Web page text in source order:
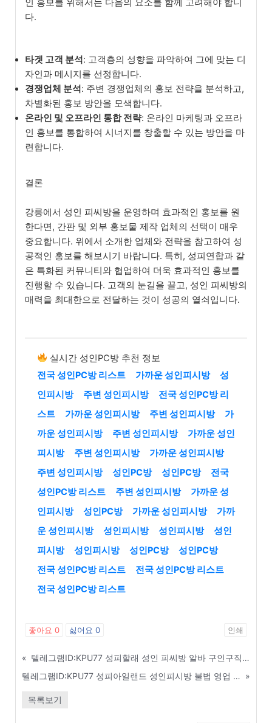
인 홍보를 위해서는 다음의 요소를 함께 고려해야 합니
다.
타겟 고객 분석: 고객층의 성향을 파악하여 그에 맞는 디
자인과 메시지를 선정합니다.
경쟁업체 분석: 주변 경쟁업체의 홍보 전략을 분석하고,
차별화된 홍보 방안을 모색합니다.
온라인 및 오프라인 통합 전략: 온라인 마케팅과 오프라
인 홍보를 통합하여 시너지를 창출할 수 있는 방안을 마
련합니다.
결론
강릉에서 성인 피씨방을 운영하며 효과적인 홍보를 원
한다면, 간판 및 외부 홍보물 제작 업체의 선택이 매우
중요합니다. 위에서 소개한 업체와 전략을 참고하여 성
공적인 홍보를 해보시기 바랍니다. 특히, 성피연합과 같
은 특화된 커뮤니티와 협업하여 더욱 효과적인 홍보를
진행할 수 있습니다. 고객의 눈길을 끌고, 성인 피씨방의
매력을 최대한으로 전달하는 것이 성공의 열쇠입니다.
실시간 성인PC방 추천 정보
전국 성인PC방 리스트
가까운 성인피시방
성
인피시방
주변 성인피시방
전국 성인PC방 리
스트
가까운 성인피시방 주변 성인피시방
가
까운 성인피시방
주변 성인피시방
가까운 성인
피시방
주변 성인피시방
가까운 성인피시방
주변 성인피시방
성인PC방 성인PC방
전국
성인PC방 리스트
주변 성인피시방
가까운 성
인피시방
성인PC방 가까운 성인피시방
가까
운 성인피시방
성인피시방 성인피시방
성인
피시방
성인피시방 성인PC방
성인PC방
전국 성인PC방 리스트
전국 성인PC방 리스트
전국 성인PC방 리스트
좋아요 0 싫어요 0 인쇄
«
텔레그램ID:KPU77 성피할래 성인 피씨방 알바 구인구직 사이트 효과적으로 이용하는 법 - 포항
텔레그램ID:KPU77 성피아일랜드 성인피시방 불법 영업 신고 당했을 때 응급 조치사항 - 종로구
»
목록보기